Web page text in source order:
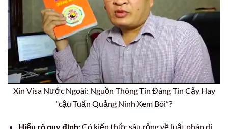
Xin Visa Nước Ngoài: Nguồn Thông Tin Đáng Tin Cậy Hay
“cậu Tuấn Quảng Ninh Xem Bói”?
Hiểu rõ quy định:Có kiến thức sâu rộng về luật pháp di